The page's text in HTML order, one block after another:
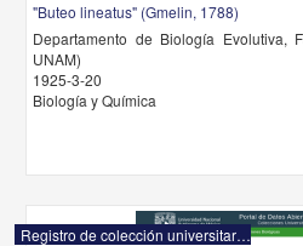
"Buteo lineatus" (Gmelin, 1788)
Departamento de Biología Evolutiva,
UNAM)
1925-3-20
Biología y Química
Registro de colección universitaria